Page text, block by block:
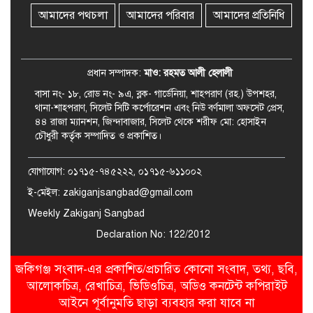
আসনের এমপি মুফতি আবুল হাসান
আমাদের পথচলা আমাদের পরিবার আমাদের প্রতিনিধি
প্রধান সম্পাদক:মাও: রহমত আলী হেলালী
বাসা নং- ১৮, রোড নং- ৯এ, ব্লক- গার্ডেনিয়া, শাহপরাণ (রহ.) উপশহর,
থানা-শাহপরাণ, সিলেট সিটি কর্পোরেশন এবং নিউ বর্ণমালা অফসেট প্রেস,
৪৪ রাজা ম্যানশন, জিন্দাবাজার, সিলেট থেকে শরীফ মো: হোসাইন
চৌধুরী কর্তৃক সম্পাদিত ও প্রকাশিত।
যোগাযোগ: ০১৭১৫-৭৪৫২২২, ০১৭১৫-৬১১০০২
ই-মেইল: zakiganjsangbad@gmail.com
Weekly Zakiganj Sangbad
Declaration No: 122/2012
জকিগঞ্জ সংবাদ-এর প্রকাশিত/প্রচারিত কোনো সংবাদ, তথ্য, ছবি,
আলোকচিত্র, রেখাচিত্র, ভিডিওচিত্র, অডিও কনটেন্ট কপিরাইট
আইনে পূর্বানুমতি ছাড়া ব্যবহার করা যাবে না